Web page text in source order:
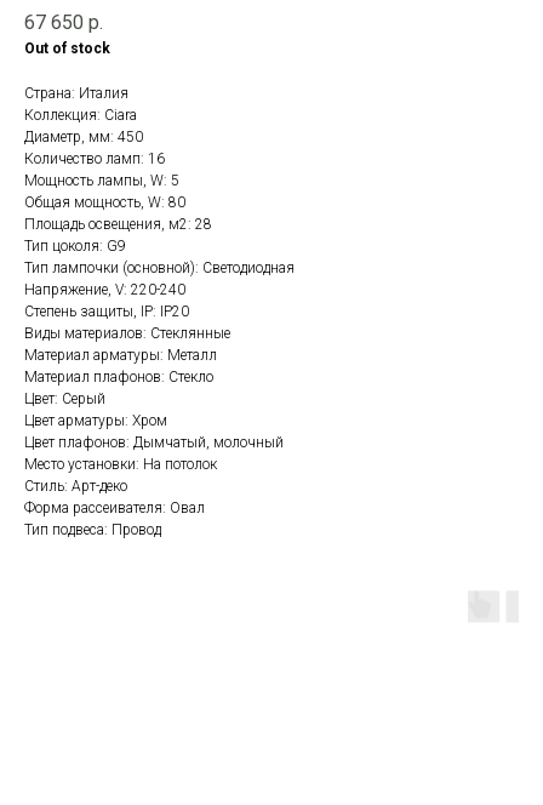
67 650 р.
Out of stock
Страна: Италия
Коллекция: Ciara
Диаметр, мм: 450
Количество ламп: 16
Мощность лампы, W: 5
Общая мощность, W: 80
Площадь освещения, м2: 28
Тип цоколя: G9
Тип лампочки (основной): Светодиодная
Напряжение, V: 220-240
Степень защиты, IP: IP20
Виды материалов: Стеклянные
Материал арматуры: Металл
Материал плафонов: Стекло
Цвет: Серый
Цвет арматуры: Хром
Цвет плафонов: Дымчатый, молочный
Место установки: На потолок
Стиль: Арт-деко
Форма рассеивателя: Овал
Тип подвеса: Провод